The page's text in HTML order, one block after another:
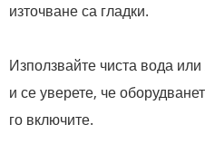
източване са гладки.
Използвайте чиста вода
и се уверете, че
го включите.